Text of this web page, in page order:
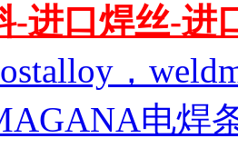
-进口焊丝-进
，
电焊